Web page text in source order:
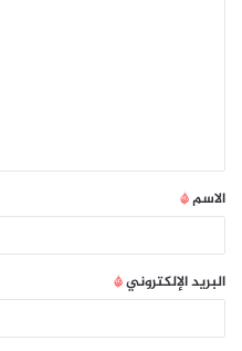
الاسم*
البريد الإلكتروني*